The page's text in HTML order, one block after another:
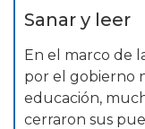
Sanar y leer
En el marco de
por el gobierno
educación,
cerraron sus